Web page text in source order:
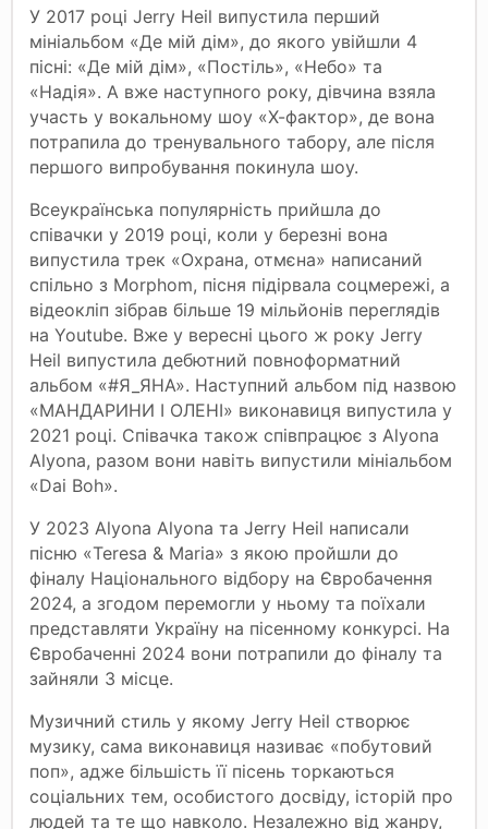
У 2017 році Jerry Heil випустила перший
мініальбом «Де мій дім», до якого увійшли 4
пісні: «Де мій дім», «Постіль», «Небо» та
«Надія». А вже наступного року, дівчина взяла
участь у вокальному шоу «Х-фактор», де вона
потрапила до тренувального табору, але після
першого випробування покинула шоу.
Всеукраїнська популярність прийшла до
співачки у 2019 році, коли у березні вона
випустила трек «Охрана, отмєна» написаний
спільно з Morphom, пісня підірвала соцмережі, а
відеокліп зібрав більше 19 мільйонів переглядів
на Youtube. Вже у вересні цього ж року Jerry
Heil випустила дебютний повноформатний
альбом «#Я_ЯНА». Наступний альбом під назвою
«МАНДАРИНИ І ОЛЕНІ» виконавиця випустила у
2021 році. Співачка також співпрацює з Alyona
Alyona, разом вони навіть випустили мініальбом
«Dai Boh».
У 2023 Alyona Alyona та Jerry Heil написали
пісню «Teresa & Maria» з якою пройшли до
фіналу Національного відбору на Євробачення
2024, а згодом перемогли у ньому та поїхали
представляти Україну на пісенному конкурсі. На
Євробаченні 2024 вони потрапили до фіналу та
зайняли 3 місце.
Музичний стиль у якому Jerry Heil створює
музику, сама виконавиця називає «побутовий
поп», адже більшість її пісень торкаються
соціальних тем, особистого досвіду, історій про
людей та те що навколо. Незалежно від жанру,